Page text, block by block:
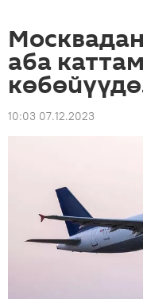
аба
10:03 07.12.2023